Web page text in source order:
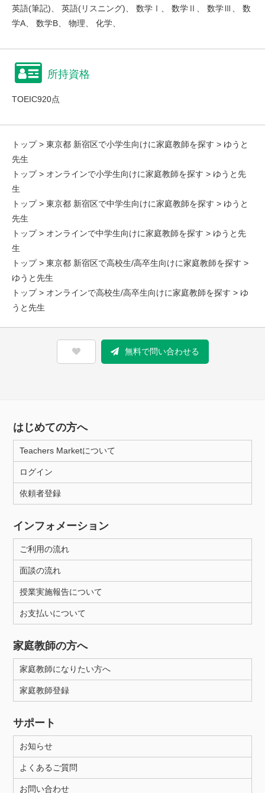
英語(筆記)、 英語(リスニング)、 数学Ⅰ、 数学Ⅱ、 数学Ⅲ、 数
学A、 数学B、 物理、 化学、
所持資格
TOEIC920点
トップ> 東京都 新宿区で小学生向けに家庭教師を探す > ゆうと
先生
トップ> オンラインで小学生向けに家庭教師を探す > ゆうと先
生
トップ> 東京都 新宿区で中学生向けに家庭教師を探す > ゆうと
先生
トップ> オンラインで中学生向けに家庭教師を探す > ゆうと先
生
トップ> 東京都 新宿区で高校生/高卒生向けに家庭教師を探す >
ゆうと先生
トップ> オンラインで高校生/高卒生向けに家庭教師を探す > ゆ
うと先生
無料で問い合わせる
はじめての方へ
Teachers Marketについて
ログイン
依頼者登録
インフォメーション
ご利用の流れ
面談の流れ
授業実施報告について
お支払いについて
家庭教師の方へ
家庭教師になりたい方へ
家庭教師登録
サポート
お知らせ
よくあるご質問
お問い合わせ